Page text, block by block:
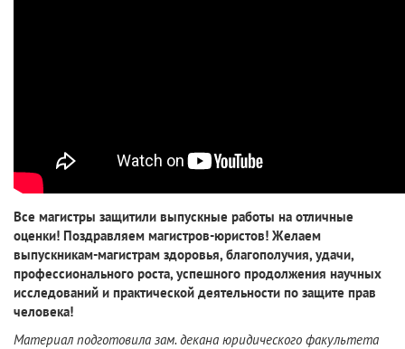
Все магистры защитили выпускные работы на отличные
оценки! Поздравляем магистров-юристов! Желаем
выпускникам-магистрам здоровья, благополучия, удачи,
профессионального роста, успешного продолжения научных
исследований и практической деятельности по защите прав
человека!
Материал подготовила зам. декана юридического факультета